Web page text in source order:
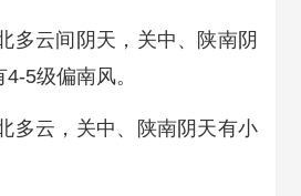
云间阴天，关中、陕南阴
5级偏南风。
云，关中、陕南阴天有小